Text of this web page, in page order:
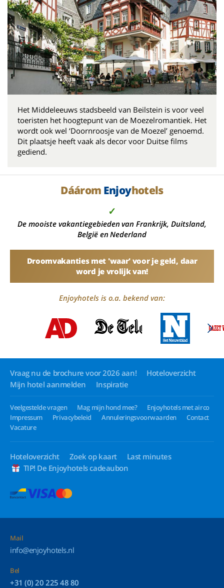
Het Middeleeuws stadsbeeld van Beilstein is voor veel
toeristen het hoogtepunt van de Moezelromantiek. Het
wordt ook wel ‘Doornroosje van de Moezel’ genoemd.
Dit plaatsje heeft vaak als decor voor Duitse films
gediend.
Dáárom Enjoyhotels
✓
De mooiste vakantiegebieden van Frankrijk, Duitsland,
België en Nederland
Droomvakanties met 'waar' voor je geld, daar
word je vrolijk van!
Enjoyhotels is o.a. bekend van:
Vraag nu de brochure voor 2026 aan!
Hoteloverzicht
Mijn hotel aanmelden
Inspiratie
Veelgestelde vragen Mag mijn hond mee?
Enjoyhotels met airco
Impressum
Privacybeleid Annuleringsvoorwaarden
Contact
Vacature
Hoteloverzicht Zoek op kaart
Last minutes
TIP! De Enjoyhotels cadeaubon
Mail
info@enjoyhotels.nl
Bel
+31 (0) 20 225 48 80